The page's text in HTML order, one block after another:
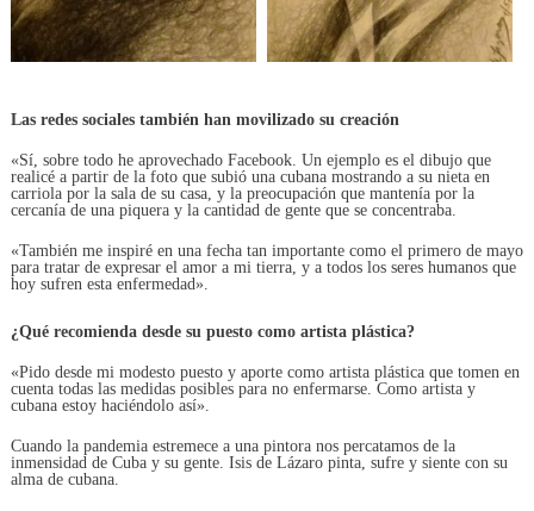
Las redes sociales también han movilizado su creación
«Sí, sobre todo he aprovechado Facebook. Un ejemplo es el dibujo que
realicé a partir de la foto que subió una cubana mostrando a su nieta en
carriola por la sala de su casa, y la preocupación que mantenía por la
cercanía de una piquera y la cantidad de gente que se concentraba.
«También me inspiré en una fecha tan importante como el primero de mayo
para tratar de expresar el amor a mi tierra, y a todos los seres humanos que
hoy sufren esta enfermedad».
¿Qué recomienda desde su puesto como artista plástica?
«Pido desde mi modesto puesto y aporte como artista plástica que tomen en
cuenta todas las medidas posibles para no enfermarse. Como artista y
cubana estoy haciéndolo así».
Cuando la pandemia estremece a una pintora nos percatamos de la
inmensidad de Cuba y su gente. Isis de Lázaro pinta, sufre y siente con su
alma de cubana.